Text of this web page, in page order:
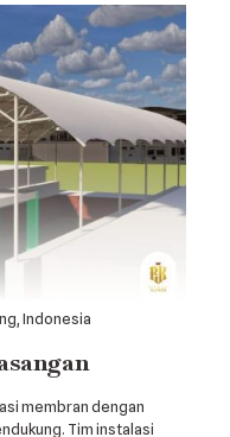
Indonesia
membran dengan
Tim instalasi